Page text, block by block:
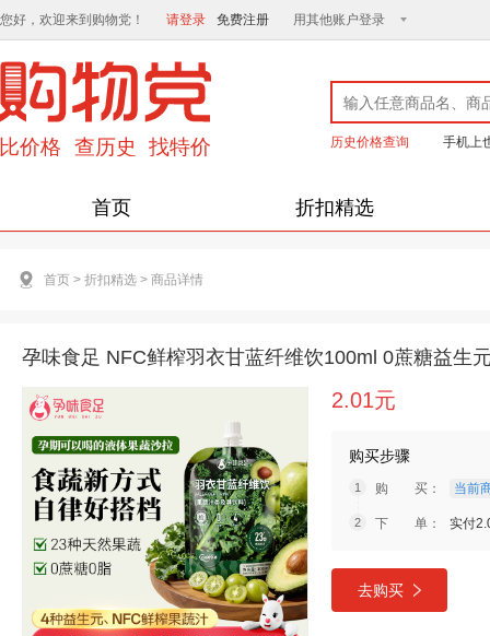
您好，欢迎来到购物党！ 请登录 免费注册 用其他账户登录
历史价格查询 手机上
首页 折扣精选
首页 > 折扣精选 > 商品详情
孕味食足 NFC鲜榨羽衣甘蓝纤维饮100ml 0蔗糖益生
2.01元
购买步骤
购 买： 当前
下 单： 实付
去购买